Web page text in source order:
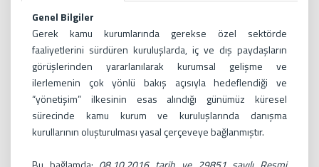
Genel Bilgiler
Gerek kamu kurumlarında gerekse özel sektörde
faaliyetlerini sürdüren kuruluşlarda, iç ve dış paydaşların
görüşlerinden yararlanılarak kurumsal gelişme ve
ilerlemenin çok yönlü bakış açısıyla hedeflendiği ve
“yönetişim” ilkesinin esas alındığı günümüz küresel
sürecinde kamu kurum ve kuruluşlarında danışma
kurullarının oluşturulması yasal çerçeveye bağlanmıştır.